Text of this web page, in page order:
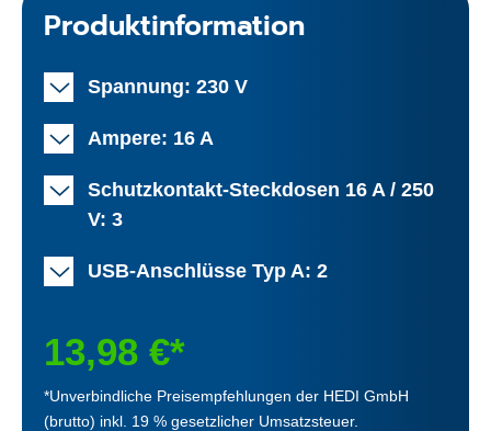
Produktinformation
Spannung: 230 V
Ampere: 16 A
Schutzkontakt-Steckdosen 16 A / 250
V: 3
USB-Anschlüsse Typ A: 2
13,98 €*
*Unverbindliche Preisempfehlungen der HEDI GmbH
(brutto) inkl. 19 % gesetzlicher Umsatzsteuer.